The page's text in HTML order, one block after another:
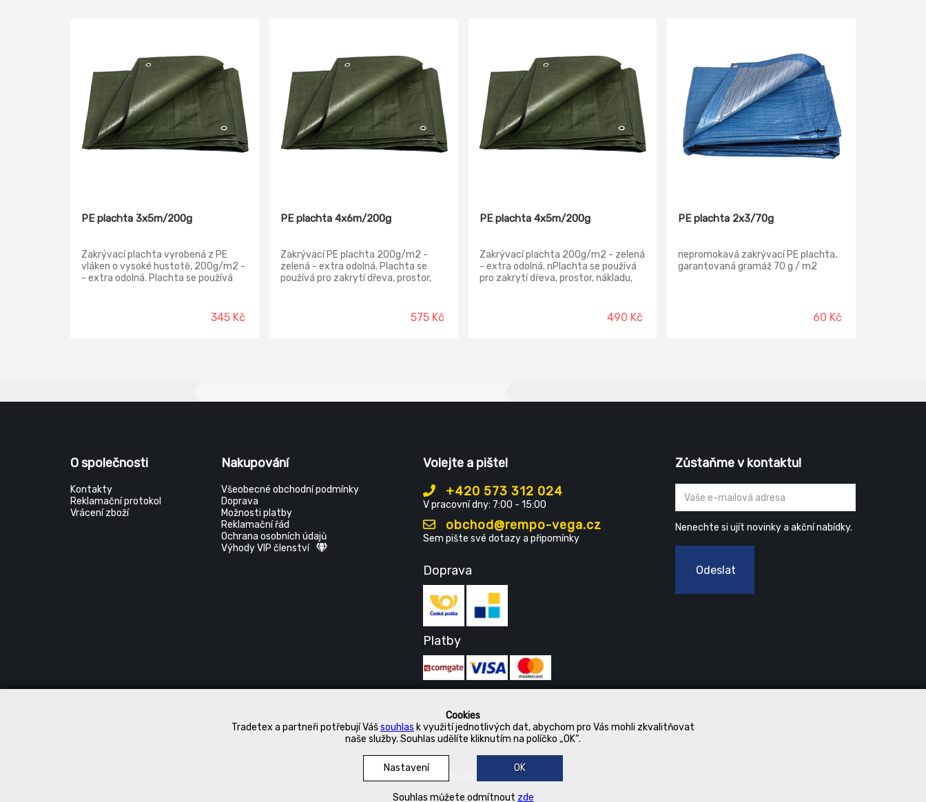
Cookies
Tradetex a partneři potřebují Vášsouhlas k využití jednotlivých dat, abychom pro Vás mohli zkvalitňovat
naše služby. Souhlas udělíte kliknutím na políčko „OK“.
Nastavení OK
Souhlas můžete odmítnout zde
PE plachta 3x5m/200g
Zakrývací plachta vyrobená z PE
vláken o vysoké hustotě, 200g/m2 -
- extra odolná. Plachta se používá
poškození povětrnostními vlivy.345 Kč
PE plachta 4x6m/200g
Zakrývací PE plachta 200g/m2 -
zelená - extra odolná. Plachta se
používá pro zakrytí dřeva, prostor,
575 Kč
PE plachta 4x5m/200g
Zakrývací plachta 200g/m2 - zelená
- extra odolná. nPlachta se používá
pro zakrytí dřeva, prostor, nákladu,
490 Kč
PE plachta 2x3/70g
nepromokavá zakrývací PE plachta,
garantovaná gramáž 70 g / m2
60 Kč
O společnosti
Kontakty
Reklamační protokol
Vrácení zboží
Nakupování
Všeobecné obchodní podmínky
Doprava
Možnosti platby
Reklamační řád
Ochrana osobních údajů
Výhody VIP členství
Volejte a pište!
+420 573 312 024
V pracovní dny: 7:00 - 15:00
obchod@rempo-vega.cz
Sem pište své dotazy a připomínky
Doprava
Platby
Zůstaňme v kontaktu!
Nenechte si ujít novinky a akční nabídky.
Odeslat